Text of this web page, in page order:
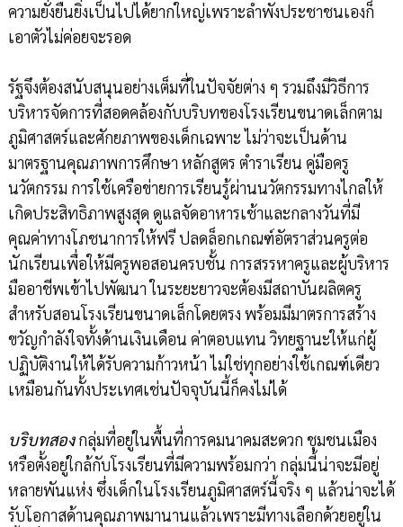
ความยั่งยืนยิ่งเป็นไปได้ยากใหญ่เพราะลำพังประชาชนเองก็
เอาตัวไม่ค่อยจะรอด
รัฐจึงต้องสนับสนุนอย่างเต็มที่ในปัจจัยต่าง ๆ รวมถึงมีวิธีการ
บริหารจัดการที่สอดคล้องกับบริบทของโรงเรียนขนาดเล็กตาม
ภูมิศาสตร์และศักยภาพของเด็กเฉพาะ ไม่ว่าจะเป็นด้าน
มาตรฐานคุณภาพการศึกษา หลักสูตร ตำราเรียน คู่มือครู
นวัตกรรม การใช้เครือข่ายการเรียนรู้ผ่านนวัตกรรมทางไกลให้
เกิดประสิทธิภาพสูงสุด ดูแลจัดอาหารเช้าและกลางวันที่มี
คุณค่าทางโภชนาการให้ฟรี ปลดล็อกเกณฑ์อัตราส่วนครูต่อ
นักเรียนเพื่อให้มีครูพอสอนครบชั้น การสรรหาครูและผู้บริหาร
มืออาชีพเข้าไปพัฒนา ในระยะยาวจะต้องมีสถาบันผลิตครู
สำหรับสอนโรงเรียนขนาดเล็กโดยตรง พร้อมมีมาตรการสร้าง
ขวัญกำลังใจทั้งด้านเงินเดือน ค่าตอบแทน วิทยฐานะให้แก่ผู้
ปฏิบัติงานให้ได้รับความก้าวหน้า ไม่ใช่ทุกอย่างใช้เกณฑ์เดียว
เหมือนกันทั้งประเทศเช่นปัจจุบันนี้ก็คงไม่ได้
บริบทสองกลุ่มที่อยู่ในพื้นที่การคมนาคมสะดวก ชุมชนเมือง
หรือตั้งอยู่ใกล้กับโรงเรียนที่มีความพร้อมกว่า กลุ่มนี้น่าจะมีอยู่
หลายพันแห่ง ซึ่งเด็กในโรงเรียนภูมิศาสตร์นี้จริง ๆ แล้วน่าจะได้
รับโอกาสด้านคุณภาพมานานแล้วเพราะมีทางเลือกด้วยอยู่ใน